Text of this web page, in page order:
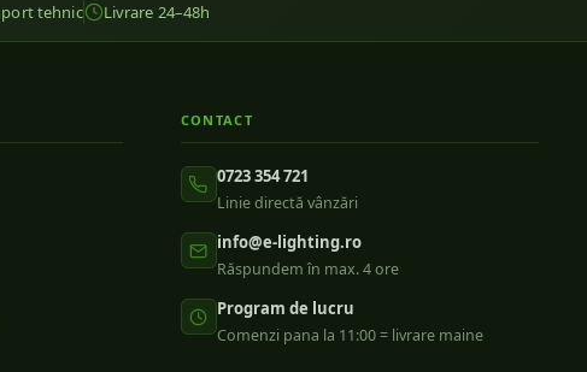
tehnic Livrare 24–48h
CONTACT
0723 354 721
Linie directă vânzări
info@e-lighting.ro
Răspundem în max. 4 ore
Program de lucru
Comenzi pana la 11:00 = livrare maine